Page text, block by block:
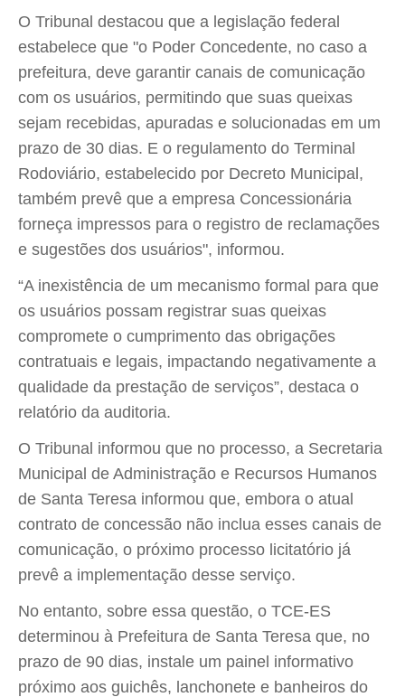
O Tribunal destacou que a legislação federal
estabelece que "o Poder Concedente, no caso a
prefeitura, deve garantir canais de comunicação
com os usuários, permitindo que suas queixas
sejam recebidas, apuradas e solucionadas em um
prazo de 30 dias. E o regulamento do Terminal
Rodoviário, estabelecido por Decreto Municipal,
também prevê que a empresa Concessionária
forneça impressos para o registro de reclamações
e sugestões dos usuários", informou.
“A inexistência de um mecanismo formal para que
os usuários possam registrar suas queixas
compromete o cumprimento das obrigações
contratuais e legais, impactando negativamente a
qualidade da prestação de serviços”, destaca o
relatório da auditoria.
O Tribunal informou que no processo, a Secretaria
Municipal de Administração e Recursos Humanos
de Santa Teresa informou que, embora o atual
contrato de concessão não inclua esses canais de
comunicação, o próximo processo licitatório já
prevê a implementação desse serviço.
No entanto, sobre essa questão, o TCE-ES
determinou à Prefeitura de Santa Teresa que, no
prazo de 90 dias, instale um painel informativo
próximo aos guichês, lanchonete e banheiros do